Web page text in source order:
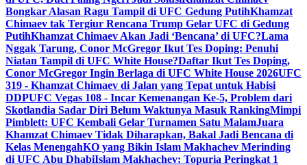
Bongkar Alasan Ragu Tampil di UFC Gedung PutihKhamzat
Chimaev tak Tergiur Rencana Trump Gelar UFC di Gedung
PutihKhamzat Chimaev Akan Jadi ‘Bencana’ di UFC?Lama
Nggak Tarung, Conor McGregor Ikut Tes Doping: Penuhi
Niatan Tampil di UFC White House?Daftar Ikut Tes Doping,
Conor McGregor Ingin Berlaga di UFC White House 2026UFC
319 - Khamzat Chimaev di Jalan yang Tepat untuk Habisi
DDPUFC Vegas 108 - Incar Kemenangan Ke-5, Problem dari
Skotlandia Sadar Diri Belum Waktunya Masuk RankingMimpi
Pimblett: UFC Kembali Gelar Turnamen Satu MalamJuara
Khamzat Chimaev Tidak Diharapkan, Bakal Jadi Bencana di
Kelas MenengahKO yang Bikin Islam Makhachev Merinding
di UFC Abu DhabiIslam Makhachev: Topuria Peringkat 1